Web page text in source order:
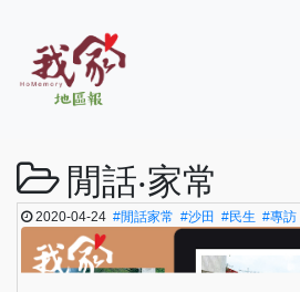
閒話‧家常
2020-04-24#閒話家常 #沙田 #民生 #專訪